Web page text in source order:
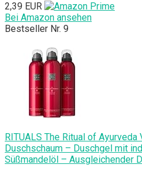
2,39 EUR
Bei Amazon ansehen
Bestseller Nr. 9
RITUALS The Ritual of
Duschschaum – Duschgel mit
Süßmandelöl – Ausgleichender